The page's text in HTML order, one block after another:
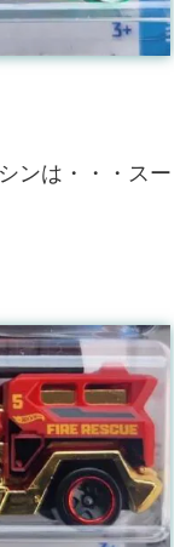
ンは・・・スー